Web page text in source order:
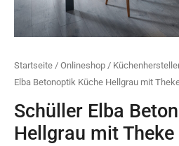
Startseite / Onlineshop /
Elba Betonoptik Küche Hellgrau mit
Schüller Elba
Hellgrau mit Theke